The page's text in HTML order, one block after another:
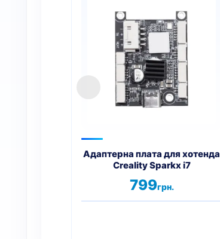
Адаптерна плата для хотенда
Creality Sparkx i7
799грн.